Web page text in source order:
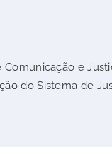
Comunicação e
do Sistema de